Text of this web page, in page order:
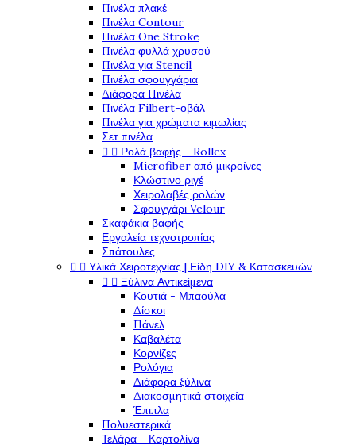
Πινέλα πλακέ
Πινέλα Contour
Πινέλα One Stroke
Πινέλα φυλλά χρυσού
Πινέλα για Stencil
Πινέλα σφουγγάρια
Διάφορα Πινέλα
Πινέλα Filbert-οβάλ
Πινέλα για χρώματα κιμωλίας
Σετ πινέλα
  Ρολά βαφής - Rollex
Microfiber από μικροίνες
Κλώστινο ριγέ
Χειρολαβές ρολών
Σφουγγάρι Velour
Σκαφάκια βαφής
Εργαλεία τεχνοτροπίας
Σπάτουλες
  Υλικά Χειροτεχνίας | Είδη DIY & Κατασκευών
  Ξύλινα Αντικείμενα
Κουτιά - Μπαούλα
Δίσκοι
Πάνελ
Καβαλέτα
Κορνίζες
Ρολόγια
Διάφορα ξύλινα
Διακοσμητικά στοιχεία
Έπιπλα
Πολυεστερικά
Τελάρα - Καρτολίνα